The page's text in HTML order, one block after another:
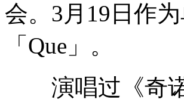
会。3月19日作
「Que」。
演唱过《奇诺